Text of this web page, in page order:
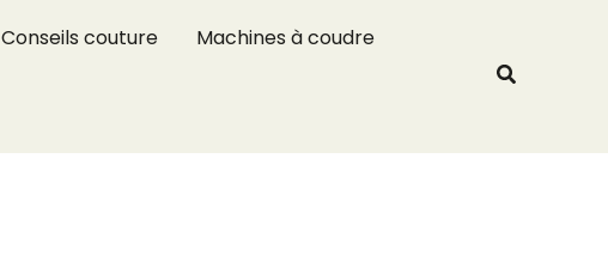
Conseils couture Machines à coudre